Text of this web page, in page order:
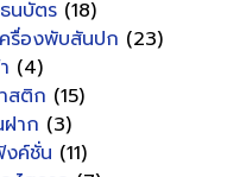
นบัตร (18)
ครื่องพับสันปก (23)
(4)
สติก (15)
าก (3)
งค์ชั่น (11)